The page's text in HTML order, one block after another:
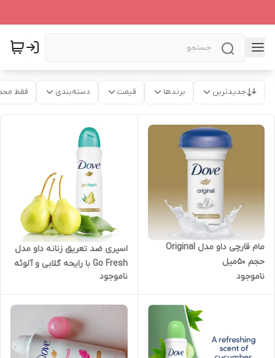
جدیدترین برندها قیمت دسته‌بندی فقط
مام قارچی داو مدل Original
حجم ۵۰میل
ناموجود
اسپری ضد تعریق زنانه داو مدل
Go Fresh با رایحه گلابی و آلوئه
ورا
ناموجود